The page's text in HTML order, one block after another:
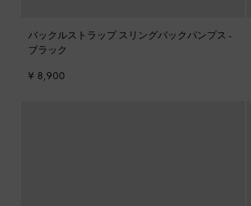
バックルストラップ スリングバックパンプス -
ブラック
¥ 8,900